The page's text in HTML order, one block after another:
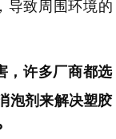
导致周围环境的
，许多厂商都选
泡剂来解决塑胶